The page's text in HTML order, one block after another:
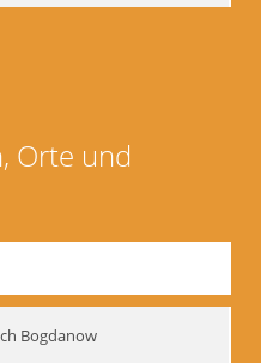
Orte und
Bogdanow